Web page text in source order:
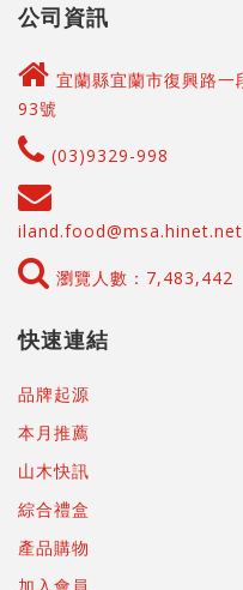
公司資訊
宜蘭縣宜蘭市復興路一
93號
(03)9329-998
iland.food@msa.hinet.net
瀏覽人數：7,483,442
快速連結
品牌起源
本月推薦
山木快訊
綜合禮盒
產品購物